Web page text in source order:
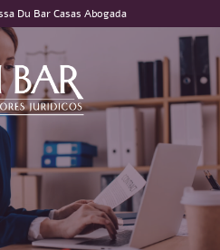
Du Bar Casas Abogada